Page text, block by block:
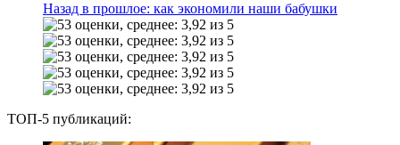
Назад в прошлое: как экономили наши бабушки
ТОП-5 публикаций: